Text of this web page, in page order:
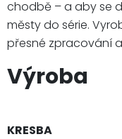
chodbě – a aby se
městy do série.
přesné zpracování
Výroba
KRESBA